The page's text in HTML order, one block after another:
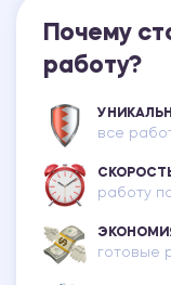
Почему
работу?
все
работу
готовые